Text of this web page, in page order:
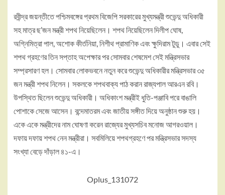
রবীন্দ্র জয়ন্তীতে পশ্চিমবঙ্গের প্রথম বিজেপি সরকারের মুখ্যমন্ত্রী শুভেন্দু অধিকারী
সহ মাত্র ছ’জন মন্ত্রী শপথ নিয়েছিলেন। শপথ নিয়েছিলেন দিলীপ ঘোষ,
অগ্নিমিত্রা পাল, অশোক কীর্তনিয়া, নিশীথ প্রামাণিক এবং ক্ষুদিরাম টুডু। এবার সেই
শপথ গ্রহণের তিন সপ্তাহ অপেক্ষার পর সোমবার শেষমেশ সেই মন্ত্রিসভার
সম্প্রসারণ হল। সোমবার লোকভবনে নতুন করে শুভেন্দু অধিকারীর মন্ত্রিসভার ৩৫
জন মন্ত্রী শপথ নিলেন। সকলকে শপথবাক্য পাঠ করান রাজ্যপাল আরএন রবি।
উপস্থিত ছিলেন শুভেন্দু অধিকারী। অধিকাংশ মন্ত্রীই ধুতি-পঞ্জাবি পরে বাঙালি
পোশাকে সেজে আসেন। বন্দেমাতরম এবং জাতীয় সঙ্গীত দিয়ে অনুষ্ঠান শুরু হয়।
একে একে মন্ত্রীদের নাম ঘোষণা করেন রাজ্যের মুখ্যসচিব মনোজ আগরওয়াল।
দফায় দফায় শপথ নেন মন্ত্রীরা। সবমিলিয়ে শপথগ্রহণে পর মন্ত্রিসভার সদস্য
সংখ্যা বেড়ে দাঁড়াল ৪১-এ।
Oplus_131072